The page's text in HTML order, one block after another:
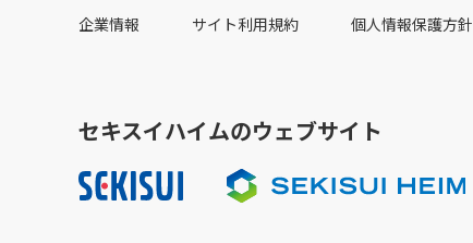
企業情報 サイト利用規約 個人情報保護方針
セキスイハイムのウェブサイト